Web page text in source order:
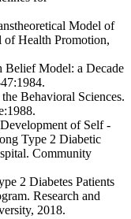
Model of
of Health Promotion,
Model: a Decade
Behavioral Sciences.
of Self -
Type 2 Diabetic
Community
2 Diabetes Patients
Research and
2018.